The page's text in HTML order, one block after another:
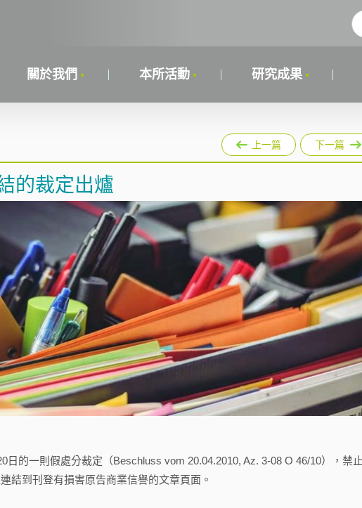
關於我們 本所活動 研究成果
上一篇 下一篇
的裁定出爐
的一則假處分裁定（Beschluss vom 20.04.2010, Az. 3-08 O 46/10），禁
結到刊登有損害原告商業信譽的文章頁面。